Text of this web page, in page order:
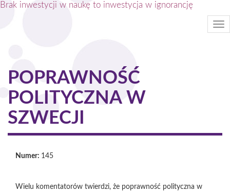
Brak inwestycji w naukę to inwestycja w ignorancję
POPRAWNOŚĆ
POLITYCZNA W
SZWECJI
Numer: 145
Wielu komentatorów twierdzi, że poprawność polityczna w